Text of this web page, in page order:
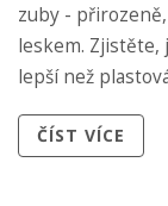
zuby -
leskem. Zjistěte,
lepší než
ČÍST VÍCE